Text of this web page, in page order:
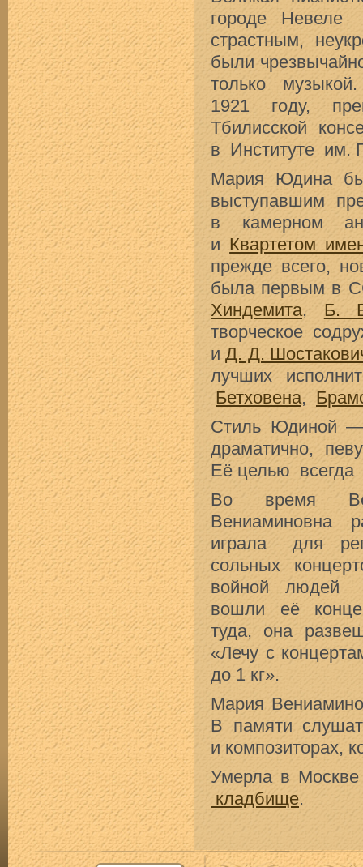
городе
страстным,
были
только
1921 году,
Тбилисской
в Институте им.
Мария Юдина
выступавшим
в камерном
и Квартетом
прежде всего,
была первым в
Хиндемита, Б.
творческое
иД. Д.
лучших
Бетховена,
Стиль Юдиной —
драматично,
Её целью всегда
Во время
Вениаминовна
играла для
сольных
войной людей
вошли её
туда, она
«Лечу с
до 1 кг».
Мария
В памяти
и композиторах,
Умерла в
кладбище.